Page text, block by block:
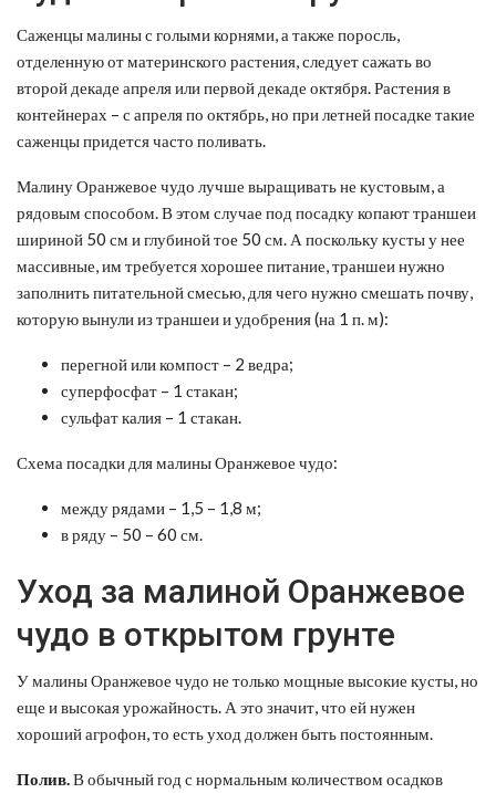
Саженцы малины с голыми корнями, а также поросль,
отделенную от материнского растения, следует сажать во
второй декаде апреля или первой декаде октября. Растения в
контейнерах – с апреля по октябрь, но при летней посадке такие
саженцы придется часто поливать.
Малину Оранжевое чудо лучше выращивать не кустовым, а
рядовым способом. В этом случае под посадку копают траншеи
шириной 50 см и глубиной тое 50 см. А поскольку кусты у нее
массивные, им требуется хорошее питание, траншеи нужно
заполнить питательной смесью, для чего нужно смешать почву,
которую вынули из траншеи и удобрения (на 1 п. м):
перегной или компост – 2 ведра;
суперфосфат – 1 стакан;
сульфат калия – 1 стакан.
Схема посадки для малины Оранжевое чудо:
между рядами – 1,5 – 1,8 м;
в ряду – 50 – 60 см.
Уход за малиной Оранжевое
чудо в открытом грунте
У малины Оранжевое чудо не только мощные высокие кусты, но
еще и высокая урожайность. А это значит, что ей нужен
хороший агрофон, то есть уход должен быть постоянным.
Полив.В обычный год с нормальным количеством осадков